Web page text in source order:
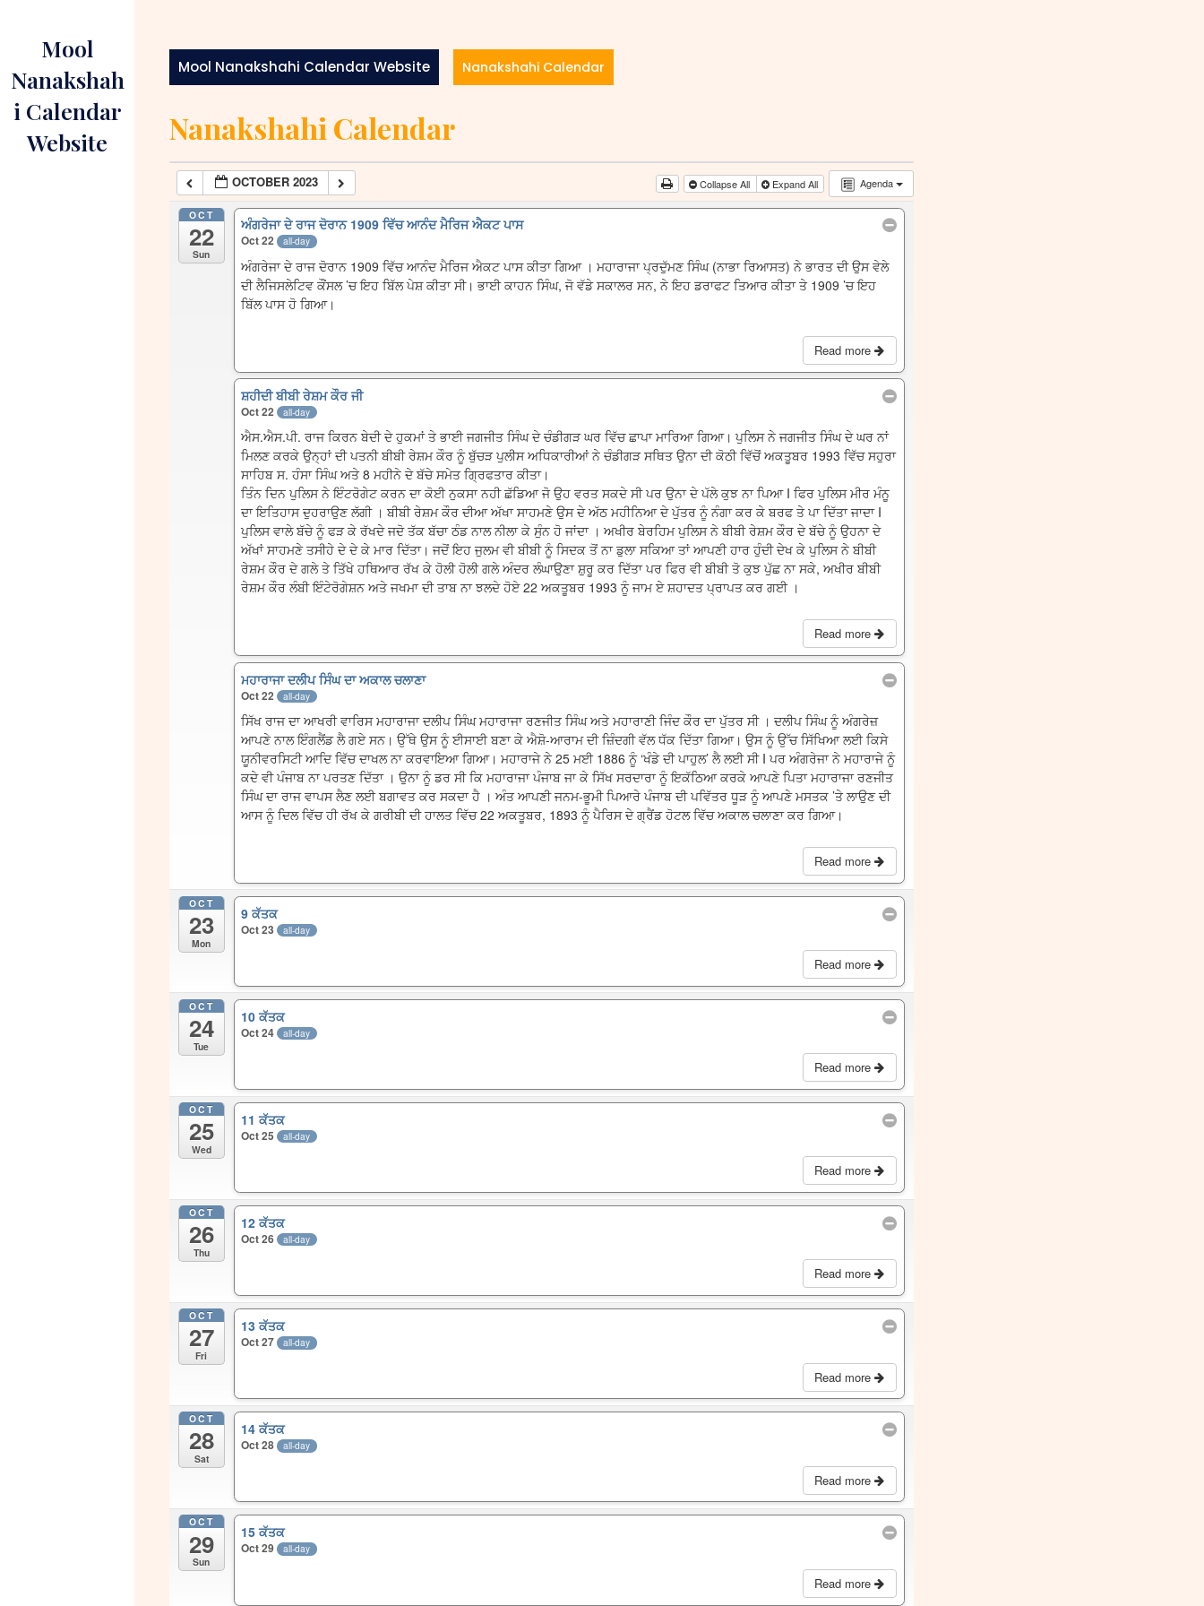
contentMool
Nanakshah
i Calendar
Website
Mool Nanakshahi Calendar Website Nanakshahi Calendar
Nanakshahi Calendar
Agenda
OCTOBER 2023 Collapse All Expand All
OCT
22
Sun
ਅੰਗਰੇਜਾ ਦੇ ਰਾਜ ਦੋਰਾਨ 1909 ਵਿੱਚ ਆਨੰਦ ਮੈਰਿਜ ਐਕਟ ਪਾਸ
Oct 22 all-day
ਅੰਗਰੇਜਾ ਦੇ ਰਾਜ ਦੋਰਾਨ 1909 ਵਿੱਚ ਆਨੰਦ ਮੈਰਿਜ ਐਕਟ ਪਾਸ ਕੀਤਾ ਗਿਆ । ਮਹਾਰਾਜਾ ਪ੍ਰਦੁੱਮਣ ਸਿੰਘ (ਨਾਭਾ ਰਿਆਸਤ) ਨੇ ਭਾਰਤ ਦੀ ਉਸ ਵੇਲੇ
ਦੀ ਲੈਜਿਸਲੇਟਿਵ ਕੌਂਸਲ ’ਚ ਇਹ ਬਿੱਲ ਪੇਸ਼ ਕੀਤਾ ਸੀ। ਭਾਈ ਕਾਹਨ ਸਿੰਘ, ਜੋ ਵੱਡੇ ਸਕਾਲਰ ਸਨ, ਨੇ ਇਹ ਡਰਾਫਟ ਤਿਆਰ ਕੀਤਾ ਤੇ 1909 ’ਚ ਇਹ
ਬਿੱਲ ਪਾਸ ਹੋ ਗਿਆ।
Read more
ਸ਼ਹੀਦੀ ਬੀਬੀ ਰੇਸ਼ਮ ਕੌਰ ਜੀ
Oct 22 all-day
ਐਸ.ਐਸ.ਪੀ. ਰਾਜ ਕਿਰਨ ਬੇਦੀ ਦੇ ਹੁਕਮਾਂ ਤੇ ਭਾਈ ਜਗਜੀਤ ਸਿੰਘ ਦੇ ਚੰਡੀਗੜ ਘਰ ਵਿੱਚ ਛਾਪਾ ਮਾਰਿਆ ਗਿਆ। ਪੁਲਿਸ ਨੇ ਜਗਜੀਤ ਸਿੰਘ ਦੇ ਘਰ ਨਾਂ
ਮਿਲਣ ਕਰਕੇ ਉਨ੍ਹਾਂ ਦੀ ਪਤਨੀ ਬੀਬੀ ਰੇਸ਼ਮ ਕੌਰ ਨੂੰ ਬੁੱਚੜ ਪੁਲੀਸ ਅਧਿਕਾਰੀਆਂ ਨੇ ਚੰਡੀਗੜ ਸਥਿਤ ਉਨਾ ਦੀ ਕੋਠੀ ਵਿੱਚੋਂ ਅਕਤੂਬਰ 1993 ਵਿੱਚ ਸਹੁਰਾ
ਸਾਹਿਬ ਸ. ਹੰਸਾ ਸਿੰਘ ਅਤੇ 8 ਮਹੀਨੇ ਦੇ ਬੱਚੇ ਸਮੇਤ ਗ੍ਰਿਫਤਾਰ ਕੀਤਾ।
ਤਿੰਨ ਦਿਨ ਪੁਲਿਸ ਨੇ ਇੰਟਰੋਗੇਟ ਕਰਨ ਦਾ ਕੋਈ ਨੁਕਸਾ ਨਹੀ ਛੱਡਿਆ ਜੋ ਉਹ ਵਰਤ ਸਕਦੇ ਸੀ ਪਰ ਉਨਾ ਦੇ ਪੱਲੇ ਕੁਝ ਨਾ ਪਿਆ I ਫਿਰ ਪੁਲਿਸ ਮੀਰ ਮੰਨੂ
ਦਾ ਇਤਿਹਾਸ ਦੁਹਰਾਉਣ ਲੱਗੀ । ਬੀਬੀ ਰੇਸ਼ਮ ਕੌਰ ਦੀਆ ਅੱਖਾ ਸਾਹਮਣੇ ਉਸ ਦੇ ਅੱਠ ਮਹੀਨਿਆ ਦੇ ਪੁੱਤਰ ਨੂੰ ਨੰਗਾ ਕਰ ਕੇ ਬਰਫ ਤੇ ਪਾ ਦਿੱਤਾ ਜਾਦਾ I
ਪੁਲਿਸ ਵਾਲੇ ਬੱਚੇ ਨੂੰ ਫੜ ਕੇ ਰੱਖਦੇ ਜਦੋ ਤੱਕ ਬੱਚਾ ਠੰਡ ਨਾਲ ਨੀਲਾ ਕੇ ਸੁੰਨ ਹੋ ਜਾਂਦਾ । ਅਖੀਰ ਬੇਰਹਿਮ ਪੁਲਿਸ ਨੇ ਬੀਬੀ ਰੇਸ਼ਮ ਕੌਰ ਦੇ ਬੱਚੇ ਨੂੰ ਉਹਨਾ ਦੇ
ਅੱਖਾਂ ਸਾਹਮਣੇ ਤਸੀਹੇ ਦੇ ਦੇ ਕੇ ਮਾਰ ਦਿੱਤਾ। ਜਦੋਂ ਇਹ ਜੁਲਮ ਵੀ ਬੀਬੀ ਨੂੰ ਸਿਦਕ ਤੋਂ ਨਾ ਡੁਲਾ ਸਕਿਆ ਤਾਂ ਆਪਣੀ ਹਾਰ ਹੁੰਦੀ ਦੇਖ ਕੇ ਪੁਲਿਸ ਨੇ ਬੀਬੀ
ਰੇਸ਼ਮ ਕੌਰ ਦੇ ਗਲੇ ਤੇ ਤਿੱਖੇ ਹਥਿਆਰ ਰੱਖ ਕੇ ਹੋਲੀ ਹੋਲੀ ਗਲੇ ਅੰਦਰ ਲੰਘਾਉਣਾ ਸ਼ੁਰੂ ਕਰ ਦਿੱਤਾ ਪਰ ਫਿਰ ਵੀ ਬੀਬੀ ਤੋ ਕੁਝ ਪੁੱਛ ਨਾ ਸਕੇ, ਅਖੀਰ ਬੀਬੀ
ਰੇਸ਼ਮ ਕੌਰ ਲੰਬੀ ਇੰਟੇਰੋਗੇਸ਼ਨ ਅਤੇ ਜਖਮਾ ਦੀ ਤਾਬ ਨਾ ਝਲਦੇ ਹੋਏ 22 ਅਕਤੂਬਰ 1993 ਨੂੰ ਜਾਮ ਏ ਸ਼ਹਾਦਤ ਪ੍ਰਾਪਤ ਕਰ ਗਈ ।
Read more
ਮਹਾਰਾਜਾ ਦਲੀਪ ਸਿੰਘ ਦਾ ਅਕਾਲ ਚਲਾਣਾ
Oct 22 all-day
ਸਿੱਖ ਰਾਜ ਦਾ ਆਖਰੀ ਵਾਰਿਸ ਮਹਾਰਾਜਾ ਦਲੀਪ ਸਿੰਘ ਮਹਾਰਾਜਾ ਰਣਜੀਤ ਸਿੰਘ ਅਤੇ ਮਹਾਰਾਣੀ ਜਿੰਦ ਕੌਰ ਦਾ ਪੁੱਤਰ ਸੀ । ਦਲੀਪ ਸਿੰਘ ਨੂੰ ਅੰਗਰੇਜ਼
ਆਪਣੇ ਨਾਲ ਇੰਗਲੈਂਡ ਲੈ ਗਏ ਸਨ। ਉੱਥੇ ਉਸ ਨੂੰ ਈਸਾਈ ਬਣਾ ਕੇ ਐਸ਼ੋ-ਆਰਾਮ ਦੀ ਜ਼ਿੰਦਗੀ ਵੱਲ ਧੱਕ ਦਿੱਤਾ ਗਿਆ। ਉਸ ਨੂੰ ਉੱਚ ਸਿੱਖਿਆ ਲਈ ਕਿਸੇ
ਯੂਨੀਵਰਸਿਟੀ ਆਦਿ ਵਿੱਚ ਦਾਖਲ ਨਾ ਕਰਵਾਇਆ ਗਿਆ। ਮਹਾਰਾਜੇ ਨੇ 25 ਮਈ 1886 ਨੂੰ ‘ਖੰਡੇ ਦੀ ਪਾਹੁਲ’ ਲੈ ਲਈ ਸੀ I ਪਰ ਅੰਗਰੇਜਾ ਨੇ ਮਹਾਰਾਜੇ ਨੂੰ
ਕਦੇ ਵੀ ਪੰਜਾਬ ਨਾ ਪਰਤਣ ਦਿੱਤਾ । ਉਨਾ ਨੂੰ ਡਰ ਸੀ ਕਿ ਮਹਾਰਾਜਾ ਪੰਜਾਬ ਜਾ ਕੇ ਸਿੱਖ ਸਰਦਾਰਾ ਨੂੰ ਇਕੱਠਿਆ ਕਰਕੇ ਆਪਣੇ ਪਿਤਾ ਮਹਾਰਾਜਾ ਰਣਜੀਤ
ਸਿੰਘ ਦਾ ਰਾਜ ਵਾਪਸ ਲੈਣ ਲਈ ਬਗਾਵਤ ਕਰ ਸਕਦਾ ਹੈ । ਅੰਤ ਆਪਣੀ ਜਨਮ-ਭੂਮੀ ਪਿਆਰੇ ਪੰਜਾਬ ਦੀ ਪਵਿੱਤਰ ਧੂੜ ਨੂੰ ਆਪਣੇ ਮਸਤਕ ’ਤੇ ਲਾਉਣ ਦੀ
ਆਸ ਨੂੰ ਦਿਲ ਵਿੱਚ ਹੀ ਰੱਖ ਕੇ ਗਰੀਬੀ ਦੀ ਹਾਲਤ ਵਿੱਚ 22 ਅਕਤੂਬਰ, 1893 ਨੂੰ ਪੈਰਿਸ ਦੇ ਗ੍ਰੈਂਡ ਹੋਟਲ ਵਿੱਚ ਅਕਾਲ ਚਲਾਣਾ ਕਰ ਗਿਆ।
Read more
OCT
23
Mon
9 ਕੱਤਕ
Oct 23 all-day
Read more
OCT
24
Tue
10 ਕੱਤਕ
Oct 24 all-day
Read more
OCT
25
Wed
11 ਕੱਤਕ
Oct 25 all-day
Read more
OCT
26
Thu
12 ਕੱਤਕ
Oct 26 all-day
Read more
OCT
27
Fri
13 ਕੱਤਕ
Oct 27 all-day
Read more
OCT
28
Sat
14 ਕੱਤਕ
Oct 28 all-day
Read more
OCT
29
Sun
15 ਕੱਤਕ
Oct 29 all-day
Read more